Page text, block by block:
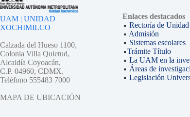
UAM | UNIDAD
XOCHIMILCO
Calzada del Hueso 1100,
Colonia Villa Quietud,
Alcaldía Coyoacán,
C.P. 04960, CDMX.
Teléfono 555483 7000
MAPA DE UBICACIÓN
Enlaces destacados
Rectoría de Unidad
Admisión
Sistemas escolares
Trámite Título
La UAM en la
Áreas de
Legislación